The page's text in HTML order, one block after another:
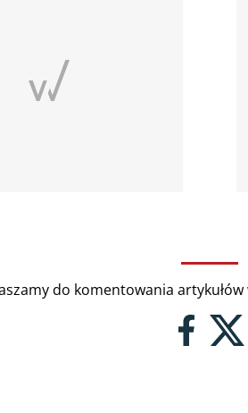
do komentowania